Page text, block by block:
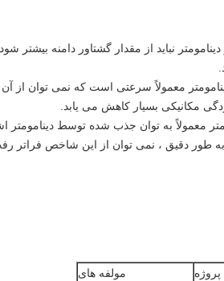
نباید از مقدار گشتاور دامنه بیشتر
معمولاً سرعتی است که نمی توان از آن
مکانیکی بسیار کاهش می یابد.
معمولاً به توان جذب شده توسط دینامومتر
طور دقیق ، نمی توان از این شاخص فراتر
پروژه
مولفه های